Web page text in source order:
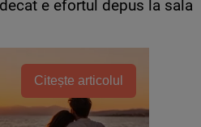
e efortul depus la sala
Citește articolul